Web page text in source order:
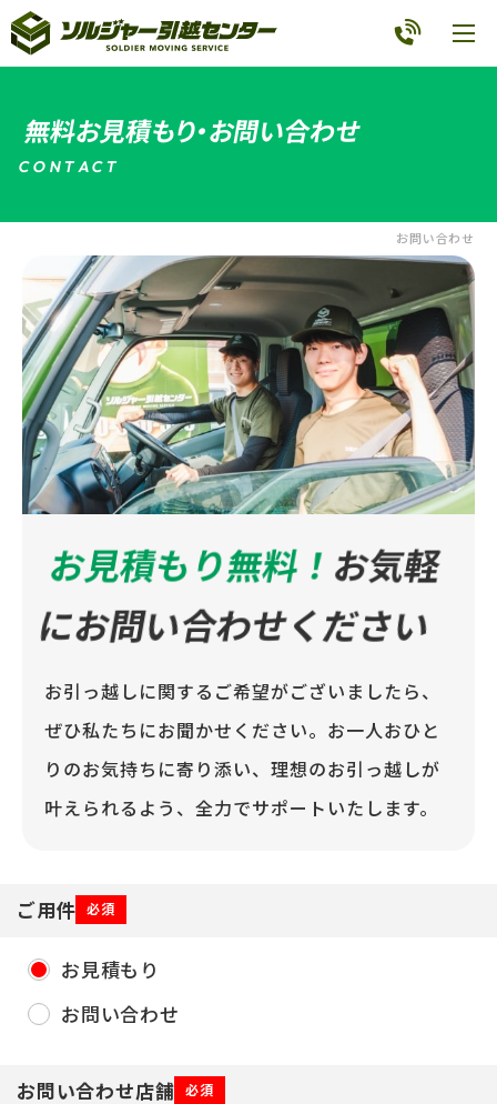
お問い合わせ
無料お見積もり・お問い合わせ
CONTACT
お見積もり無料！お気軽
にお問い合わせください
お引っ越しに関するご希望がございましたら、
ぜひ私たちにお聞かせください。お一人おひと
りのお気持ちに寄り添い、理想のお引っ越しが
叶えられるよう、全力でサポートいたします。
ご用件 必須
お見積もり
お問い合わせ
お問い合わせ店舗 必須